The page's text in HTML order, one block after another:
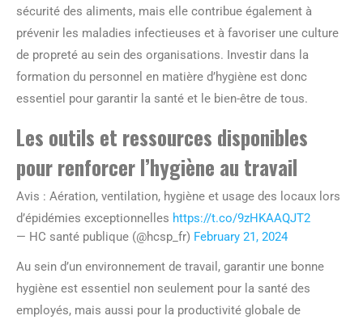
sécurité des aliments, mais elle contribue également à
prévenir les maladies infectieuses et à favoriser une culture
de propreté au sein des organisations. Investir dans la
formation du personnel en matière d’hygiène est donc
essentiel pour garantir la santé et le bien-être de tous.
Les outils et ressources disponibles
pour renforcer l’hygiène au travail
Avis : Aération, ventilation, hygiène et usage des locaux lors
d’épidémies exceptionnelles https://t.co/9zHKAAQJT2
— HC santé publique (@hcsp_fr) February 21, 2024
Au sein d’un environnement de travail, garantir une bonne
hygiène est essentiel non seulement pour la santé des
employés, mais aussi pour la productivité globale de